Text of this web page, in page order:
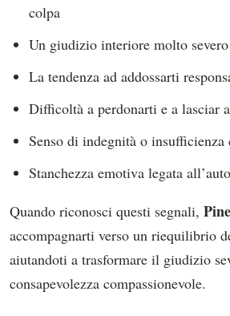
colpa
Un giudizio interiore molto
La tendenza ad addossarti
Difficoltà a perdonarti e a lasciar
Senso di indegnità o insufficienza
Stanchezza emotiva legata
Quando riconosci questi segnali,
accompagnarti verso un riequilibrio
aiutandoti a trasformare il giudizio
consapevolezza compassionevole.